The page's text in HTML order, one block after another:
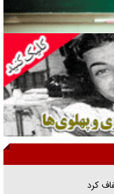
فرمانده جهادی و
کرد